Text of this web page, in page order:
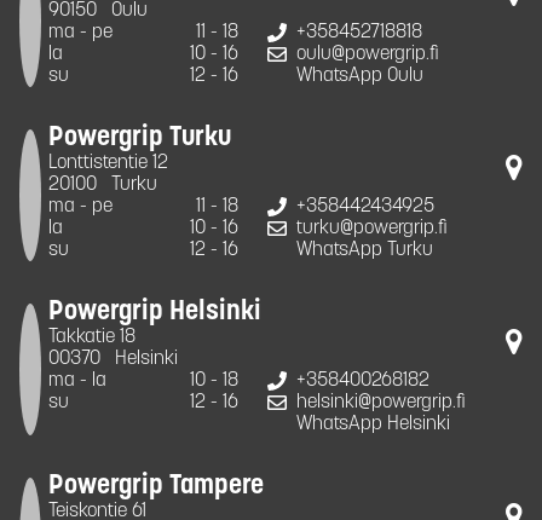
90150
Oulu
ma - pe
11 - 18
la
10 - 16
su
12 - 16
+358452718818
oulu@powergrip.fi
WhatsApp Oulu
Powergrip Turku
Lonttistentie 12
20100
Turku
ma - pe
11 - 18
la
10 - 16
su
12 - 16
+358442434925
turku@powergrip.fi
WhatsApp Turku
Powergrip Helsinki
Takkatie 18
00370
Helsinki
ma - la
10 - 18
su
12 - 16
+358400268182
helsinki@powergrip.fi
WhatsApp Helsinki
Powergrip Tampere
Teiskontie 61